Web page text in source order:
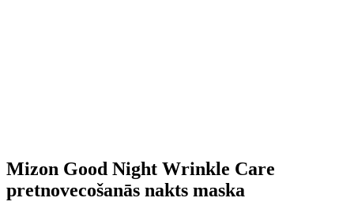
Mizon Good Night Wrinkle Care
pretnovecošanās nakts maska